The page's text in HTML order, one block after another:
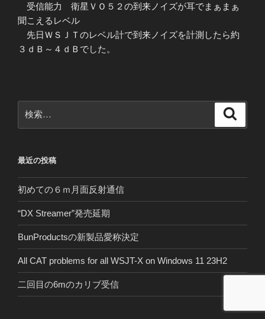
受信能力 衛星ＶＯ５２の到来ノイズが耳でまぁまぁ
聞こえるレベル
先日ＷＳＪＴのレベル計で到来ノイズを計測したら約
３ｄＢ～４ｄＢでした。
索:
最近の投稿
初めての６ｍ月面反射通信
“DX Streamer”発売延期
BunProductsの新製品愛称決定
All CAT problems for all WSJT-X on Windows 11 23H2
二回目の6mのカリブ受信